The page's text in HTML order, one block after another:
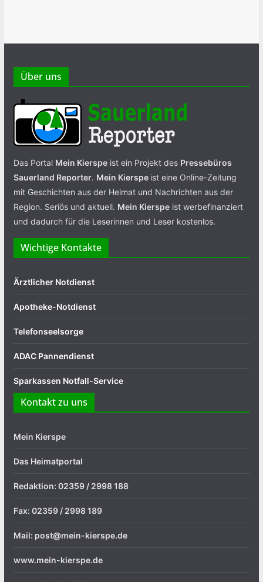
Über uns
Das Portal Mein Kierspeist ein Projekt des Pressebüros
Sauerland Reporter. Mein Kierspe ist eine Online-Zeitung
mit Geschichten aus der Heimat und Nachrichten aus der
Region. Seriös und aktuell. Mein Kierspeist werbefinanziert
und dadurch für die Leserinnen und Leser kostenlos.
Wichtige Kontakte
Ärztlicher Notdienst
Apotheke-Notdienst
Telefonseelsorge
ADAC Pannendienst
Sparkassen Notfall-Service
Kontakt zu uns
Mein Kierspe
Das Heimatportal
Redaktion: 02359 / 2998 188
Fax: 02359 / 2998 189
Mail: post@mein-kierspe.de
www.mein-kierspe.de